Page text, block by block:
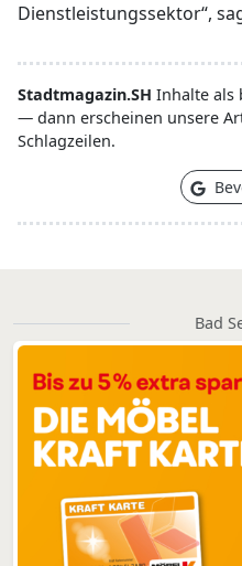
Dienstleistungssektor“,
Stadtmagazin.SH Inhalte als
— dann erscheinen unsere
Schlagzeilen.
Bad